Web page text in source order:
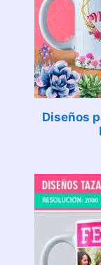
Diseños